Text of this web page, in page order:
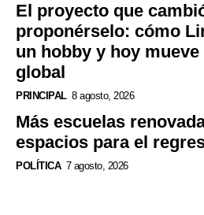
El proyecto que
proponérselo: cómo
un hobby y hoy
global
PRINCIPAL 8 agosto, 2026
Más escuelas
espacios para el
POLÍTICA 7 agosto, 2026